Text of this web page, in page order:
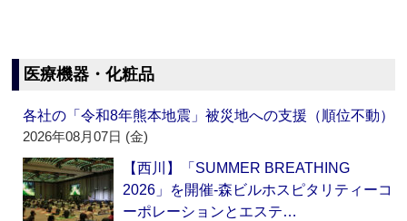
医療機器・化粧品
各社の「令和8年熊本地震」被災地への支援（順位不動）
2026年08月07日 (金)
【西川】「SUMMER BREATHING
2026」を開催‐森ビルホスピタリティーコ
ーポレーションとエステ…